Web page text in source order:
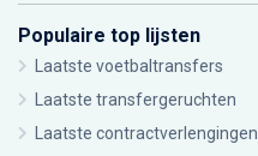
Populaire top lijsten
Laatste voetbaltransfers
Laatste transfergeruchten
Laatste contractverlengingen